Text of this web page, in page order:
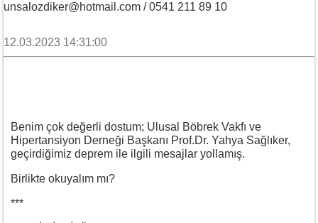
unsalozdiker@hotmail.com / 0541 211 89 10
12.03.2023 14:31:00
Benim çok değerli dostum; Ulusal Böbrek Vakfı ve
Hipertansiyon Derneği Başkanı Prof.Dr. Yahya Sağlıker,
geçirdiğimiz deprem ile ilgili mesajlar yollamış.
Birlikte okuyalım mı?
***